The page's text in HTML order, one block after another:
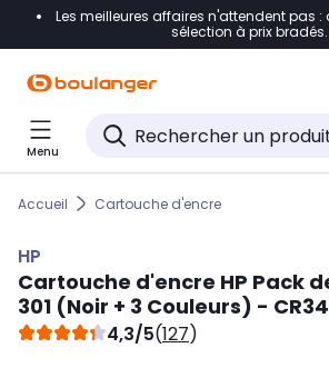
Accéder directement à la
Accéder directement au pied de
Accéder directement au chatbot
Les meilleures affaires n'attendent pas :
sélection à prix bradés.
Menu
Accueil Cartouche d'encre
HP
Cartouche d'encre HP Pack
301 (Noir + 3 Couleurs) -
4,3/5(127)